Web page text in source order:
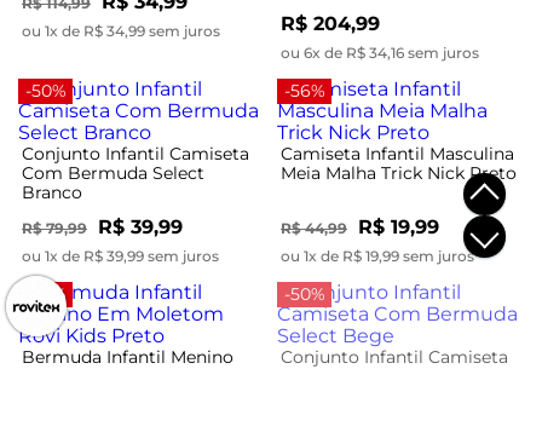
ou 1x de R$ 34,99 sem juros R$ 204,99
ou 6x de R$ 34,16 sem juros
-50%
Conjunto Infantil Camiseta
Com Bermuda Select
Branco
R$ 79,99 R$ 39,99
ou 1x de R$ 39,99 sem juros
-56%
Camiseta Infantil Masculina
Meia Malha Trick Nick Preto
R$ 44,99 R$ 19,99
ou 1x de R$ 19,99 sem juros
-44%
Bermuda Infantil Menino
-50%
Conjunto Infantil Camiseta